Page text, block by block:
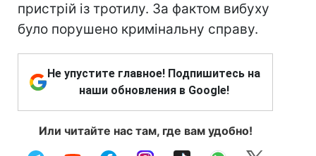
пристрій із тротилу. За фактом вибуху
було порушено кримінальну справу.
Не упустите главное! Подпишитесь на
наши обновления в Google!
Или читайте нас там, где вам удобно!